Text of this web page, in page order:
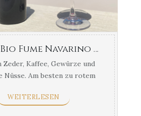
Kotyle Bio Fume Navarino Weinberge 750ml
Zeder, Kaffee, Gewürze und
Nüsse. Am besten zu rotem
WEITERLESEN